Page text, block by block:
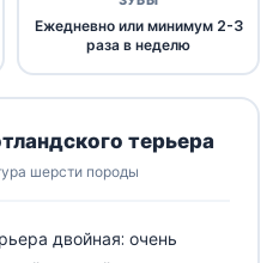
Ежедневно или минимум 2-3
раза в неделю
терьера
шерсти породы
двойная: очень